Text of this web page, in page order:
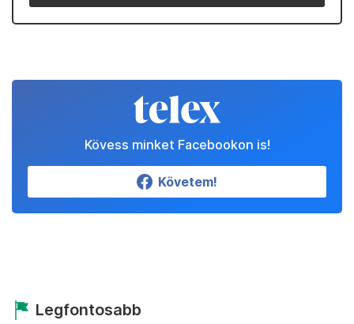
Kövess minket Facebookon is!
Követem!
Legfontosabb